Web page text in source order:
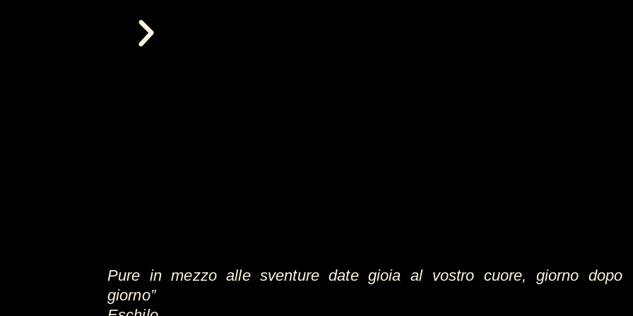
Cantiano
Pure in mezzo alle sventure date gioia al vostro cuore, giorno dopo
giorno”